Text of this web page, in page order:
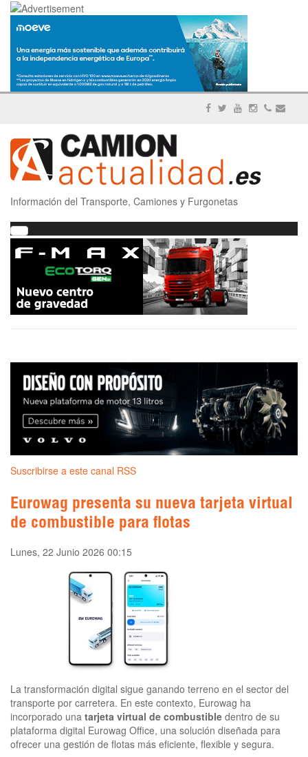
Información del Transporte, Camiones y Furgonetas
Suscribirse a este canal RSS
Eurowag presenta su nueva tarjeta virtual
de combustible para flotas
Lunes, 22 Junio 2026 00:15
La transformación digital sigue ganando terreno en el sector del
transporte por carretera. En este contexto, Eurowag ha
incorporado una tarjeta virtual de combustible dentro de su
plataforma digital Eurowag Office, una solución diseñada para
ofrecer una gestión de flotas más eficiente, flexible y segura.